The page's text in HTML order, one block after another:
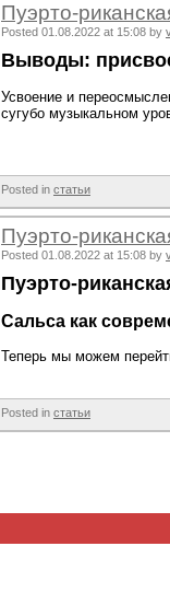
Пуэрто-
Posted 01.08.2022 at 15:08 by
Выводы:
Усвоение и
сугубо музыкальном
Posted in статьи
Пуэрто-
Posted 01.08.2022 at 15:08 by
Пуэрто-
Сальса как
Теперь мы можем
Posted in статьи